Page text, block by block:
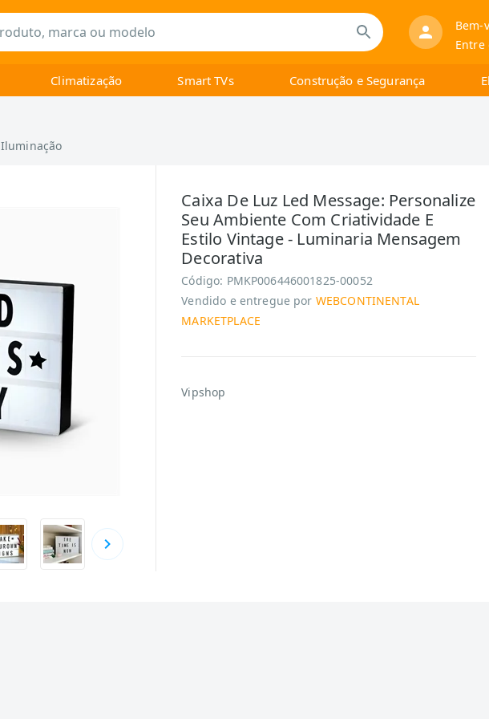
Bem-
Entre
Climatização Smart TVs Construção e Segurança
Iluminação
Caixa De Luz Led Message: Personalize
Seu Ambiente Com Criatividade E
Estilo Vintage - Luminaria Mensagem
Decorativa
Código: PMKP006446001825-00052
Vendido e entregue por WEBCONTINENTAL
MARKETPLACE
Vipshop